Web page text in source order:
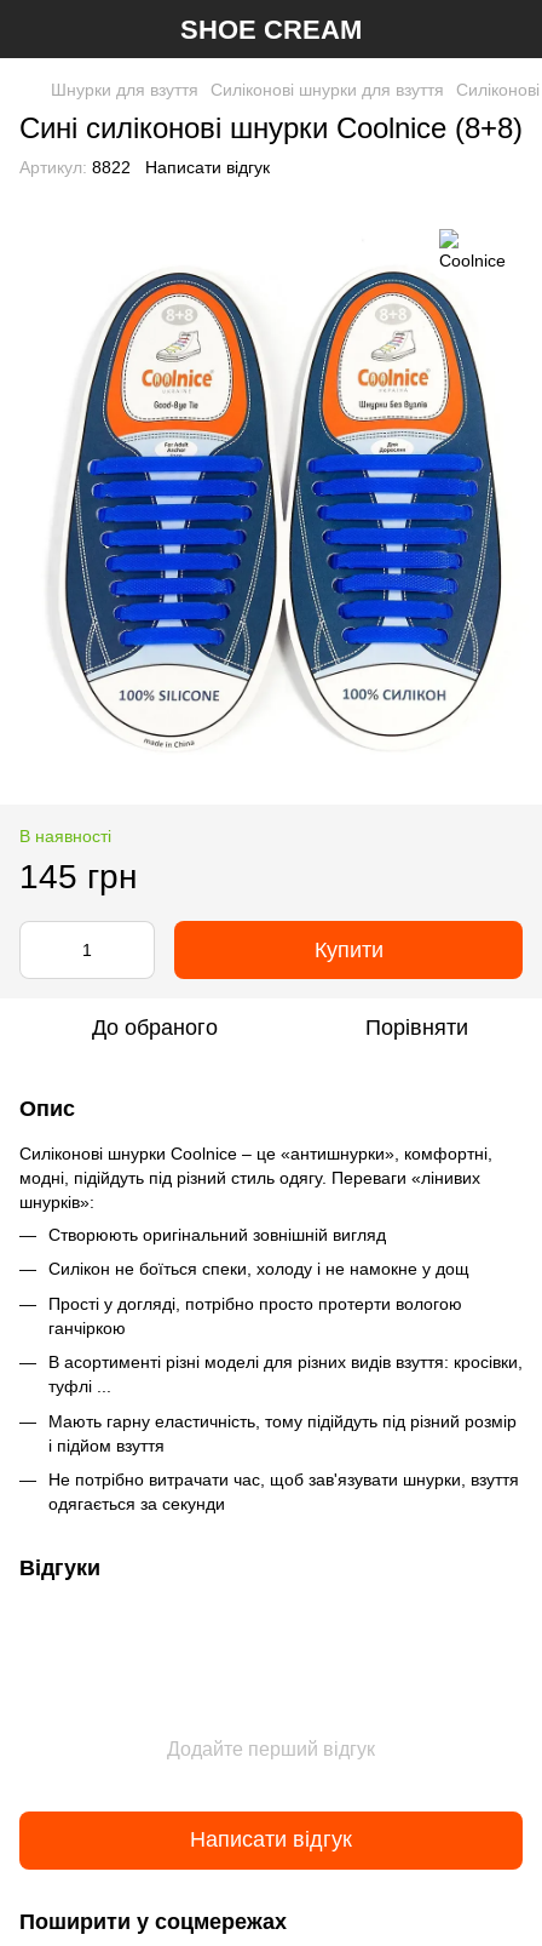
SHOE CREAM
Шнурки для взуття Силіконові шнурки для взуття
Сині силіконові шнурки Coolnice (8+8)
Артикул: 8822 Написати відгук
В наявності
145 грн
Купити
До обраного Порівняти
Опис
Силіконові шнурки Coolnice – це «антишнурки», комфортні,
модні, підійдуть під різний стиль одягу. Переваги «лінивих
шнурків»:
Створюють оригінальний зовнішній вигляд
Силікон не боїться спеки, холоду і не намокне у дощ
Прості у догляді, потрібно просто протерти вологою
ганчіркою
В асортименті різні моделі для різних видів взуття: кросівки,
туфлі ...
Мають гарну еластичність, тому підійдуть під різний розмір
і підйом взуття
Не потрібно витрачати час, щоб зав'язувати шнурки, взуття
одягається за секунди
Відгуки
Додайте перший відгук
Написати відгук
Поширити у соцмережах